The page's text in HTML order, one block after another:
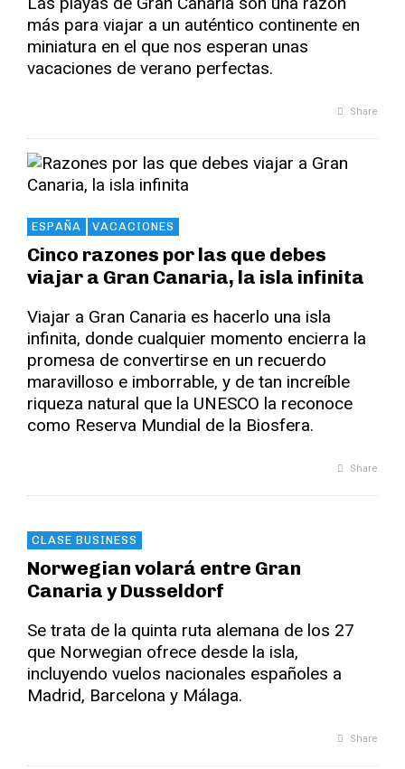
más para viajar a un auténtico continente en
miniatura en el que nos esperan unas
vacaciones de verano perfectas.
Share
ESPAÑA VACACIONES
Cinco razones por las que debes
viajar a Gran Canaria, la isla infinita
Viajar a Gran Canaria es hacerlo una isla
infinita, donde cualquier momento encierra la
promesa de convertirse en un recuerdo
maravilloso e imborrable, y de tan increíble
riqueza natural que la UNESCO la reconoce
como Reserva Mundial de la Biosfera.
Share
CLASE BUSINESS
Norwegian volará entre Gran
Canaria y Dusseldorf
Se trata de la quinta ruta alemana de los 27
que Norwegian ofrece desde la isla,
incluyendo vuelos nacionales españoles a
Madrid, Barcelona y Málaga.
Share